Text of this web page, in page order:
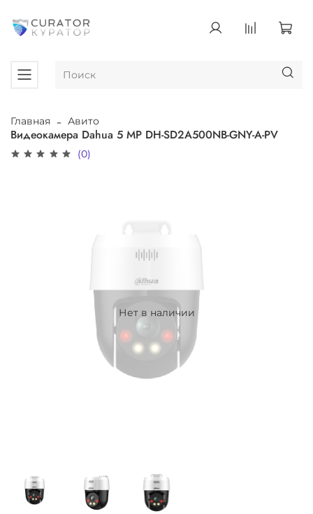
Главная Авито
Видеокамера Dahua 5 MP DH-SD2A500NB-GNY-A-PV
(0)
Нет в наличии